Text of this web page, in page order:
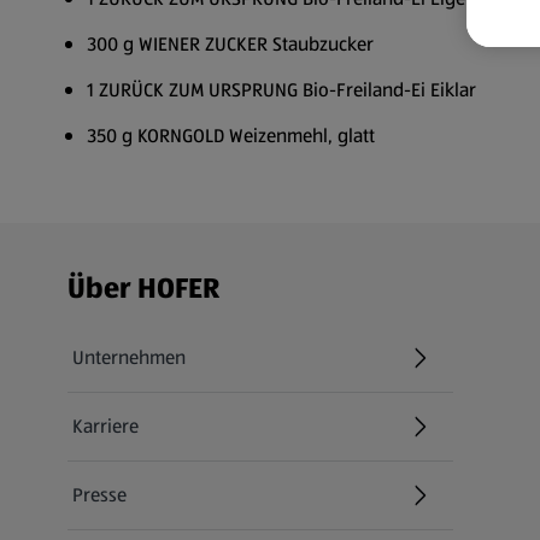
300 g WIENER ZUCKER Staubzucker
1 ZURÜCK ZUM URSPRUNG Bio-Freiland-Ei Eiklar
350 g KORNGOLD Weizenmehl, glatt
Fußzeilenmenü - weitere Links
Über HOFER
Unternehmen
Karriere
(öffnet in einem neuen Tab)
Presse